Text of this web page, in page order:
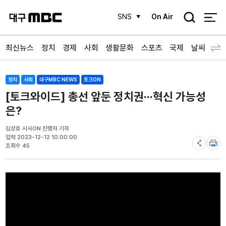
SNS On Air
검
최신뉴스 정치 경제 사회 생활문화 스포츠 국제 날씨
정치 사회 대구MBC NEWS 토크ON
[토크와이드] 총선 앞둔 정치권···혁신 가능성
은?
김상호 시사ON 진행자 기자
입력 2023-12-12 10:00:00
조회수 45